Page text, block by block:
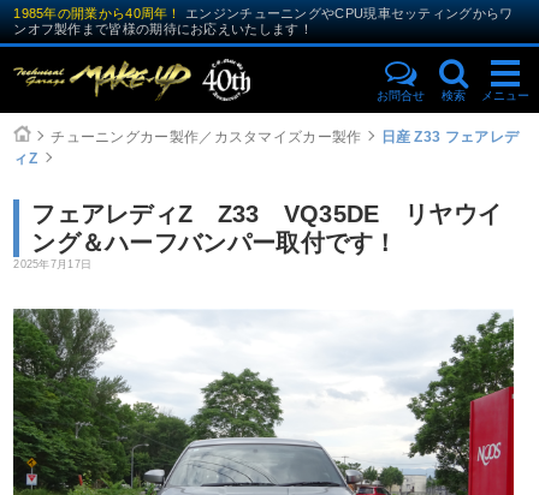
1985年の開業から40周年！
エンジンチューニングやCPU現車セッティングからワ
ンオフ製作まで皆様の期待にお応えいたします！
お問合せ 検索 メニュー
チューニングカー製作／カスタマイズカー製作
日産 Z33 フェアレデ
ィZ
フェアレディZ Z33 VQ35DE リヤウイ
ング＆ハーフバンパー取付です！
2025年7月17日